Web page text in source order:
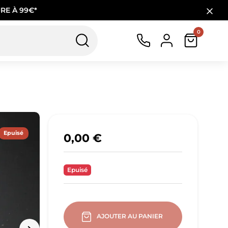
À 99€*
0
Epuisé 0,00 €
Epuisé
AJOUTER AU PANIER